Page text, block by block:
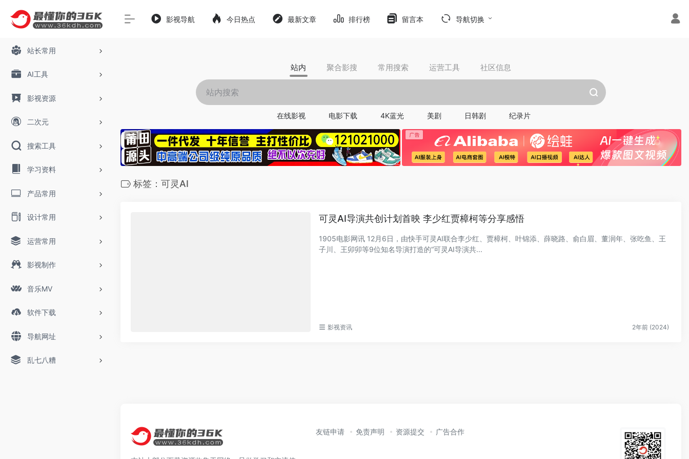
站长常用
AI工具
影视资源
二次元
搜索工具
学习资料
产品常用
设计常用
运营常用
影视制作
音乐MV
软件下载
导航网址
乱七八糟
影视导航 今日热点 最新文章 排行榜 留言本 导航切换
站内 聚合影搜 常用搜索 运营工具 社区信息
在线影视 电影下载 4K蓝光 美剧 日韩剧 纪录片
标签：​可灵AI
​可灵AI导演共创计划首映 李少红贾樟柯等分享感悟
1905电影网讯 12月6日，由快手可灵AI联合李少红、贾樟柯、叶锦添、薛晓路、俞白眉、董润年、张吃鱼、王
子川、王卯卯等9位知名导演打造的“可灵AI导演共...
影视资讯 2年前 (2024)
友链申请 免责声明 资源提交 广告合作